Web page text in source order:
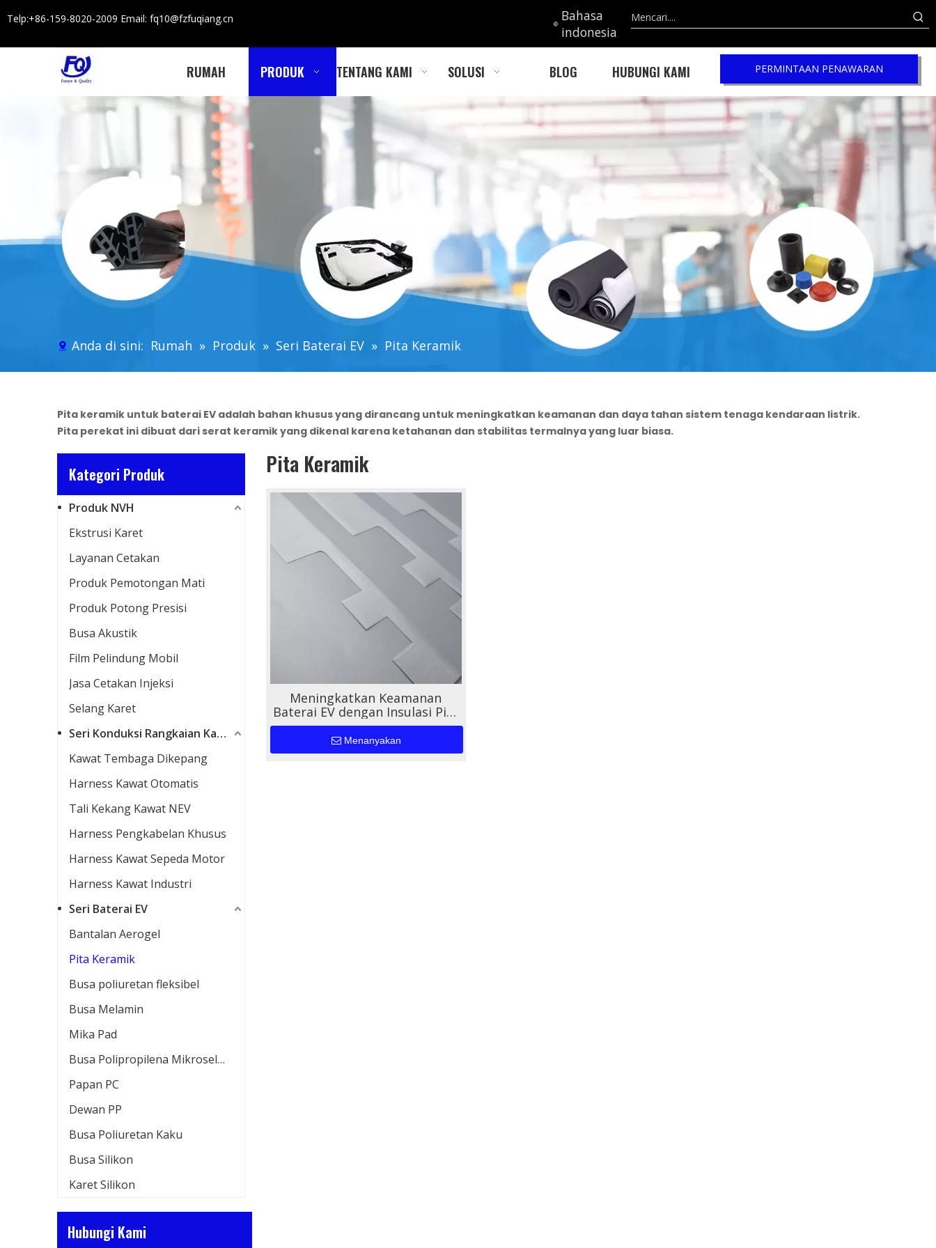
Telp:+86-159-8020-2009 Email: fq10@fzfuqiang.cn
Bahasa
indonesia
RUMAH PRODUK TENTANG KAMI SOLUSI BLOG HUBUNGI KAMI PERMINTAAN PENAWARAN
Anda di sini: Rumah » Produk » Seri Baterai EV » Pita Keramik
Pita keramik untuk baterai EV adalah bahan khusus yang dirancang untuk meningkatkan keamanan dan daya tahan sistem tenaga kendaraan listrik.
Pita perekat ini dibuat dari serat keramik yang dikenal karena ketahanan dan stabilitas termalnya yang luar biasa.
Kategori Produk
Produk NVH
Ekstrusi Karet
Layanan Cetakan
Produk Pemotongan Mati
Produk Potong Presisi
Busa Akustik
Film Pelindung Mobil
Jasa Cetakan Injeksi
Selang Karet
Seri Konduksi Rangkaian Kabel
Kawat Tembaga Dikepang
Harness Kawat Otomatis
Tali Kekang Kawat NEV
Harness Pengkabelan Khusus
Harness Kawat Sepeda Motor
Harness Kawat Industri
Seri Baterai EV
Bantalan Aerogel
Pita Keramik
Busa poliuretan fleksibel
Busa Melamin
Mika Pad
Busa Polipropilena Mikroseluler
Papan PC
Dewan PP
Busa Poliuretan Kaku
Busa Silikon
Karet Silikon
Hubungi Kami
Pita Keramik
Meningkatkan Keamanan
Baterai EV dengan Insulasi Pita
Keramik Berkinerja Tinggi
Menanyakan